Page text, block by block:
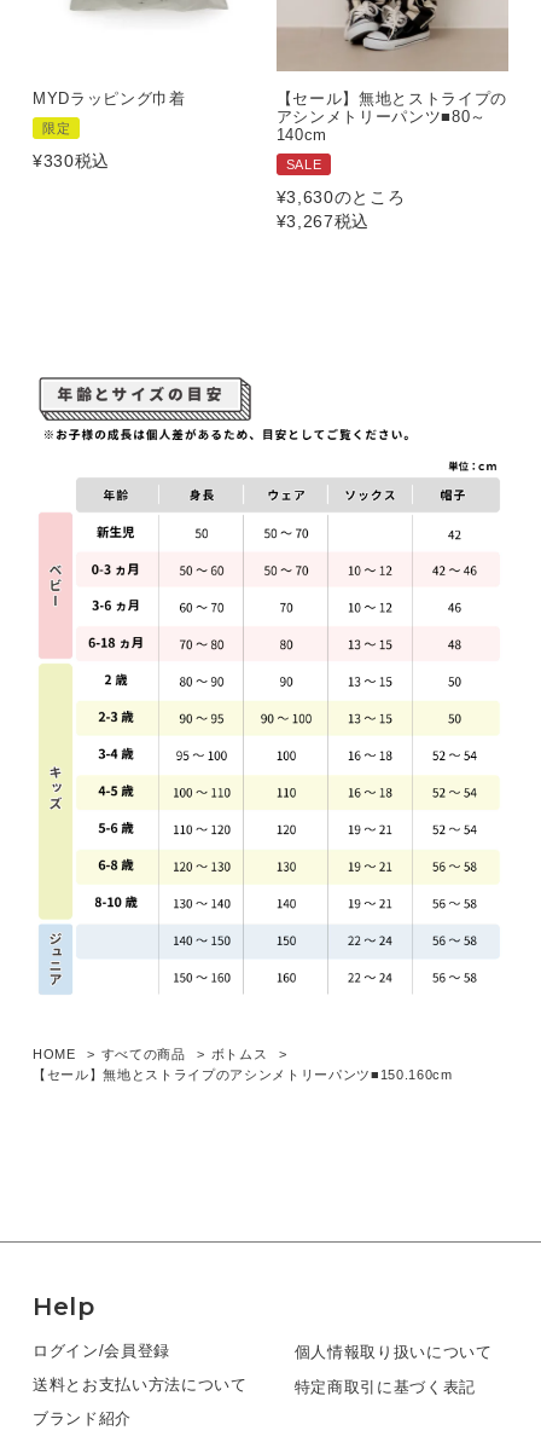
MYDラッピング巾着
限定
¥330税込
【セール】無地とストライプの
アシンメトリーパンツ■80～
140cm
SALE
¥3,630のところ
¥3,267税込
HOME すべての商品
ボトムス
【セール】無地とストライプのアシンメトリーパンツ■150.160cm
Help
ログイン/会員登録
送料とお支払い方法について
ブランド紹介
個人情報取り扱いについて
特定商取引に基づく表記